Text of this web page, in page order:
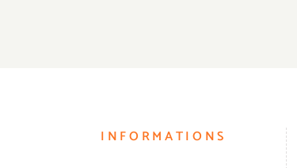
INFORMATIONS